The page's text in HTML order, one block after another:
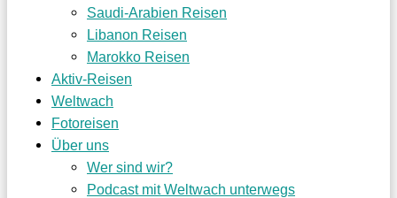
Saudi-Arabien Reisen
Libanon Reisen
Marokko Reisen
Aktiv-Reisen
Weltwach
Fotoreisen
Über uns
Wer sind wir?
Podcast mit Weltwach unterwegs